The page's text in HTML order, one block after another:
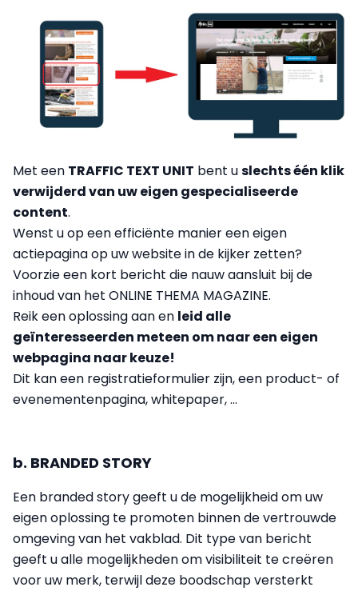
Met een TRAFFIC TEXT UNIT bent uslechts één klik
verwijderd van uw eigen gespecialiseerde
content.
Wenst u op een efficiënte manier een eigen
actiepagina op uw website in de kijker zetten?
Voorzie een kort bericht die nauw aansluit bij de
inhoud van het ONLINE THEMA MAGAZINE.
Reik een oplossing aan en leid alle
geïnteresseerden meteen om naar een eigen
webpagina naar keuze!
Dit kan een registratieformulier zijn, een product- of
evenementenpagina, whitepaper, ...
b. BRANDED STORY
Een branded story geeft u de mogelijkheid om uw
eigen oplossing te promoten binnen de vertrouwde
omgeving van het vakblad. Dit type van bericht
geeft u alle mogelijkheden om visibiliteit te creëren
voor uw merk, terwijl deze boodschap versterkt